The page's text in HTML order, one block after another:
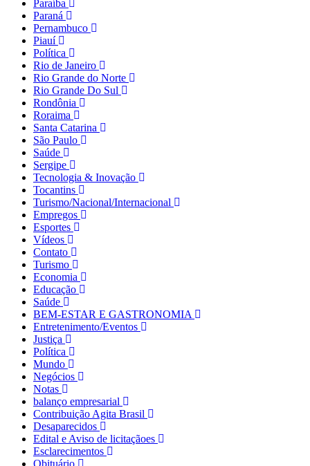
Paraíba
Paraná
Pernambuco
Piauí
Política
Rio de Janeiro
Rio Grande do Norte
Rio Grande Do Sul
Rondônia
Roraima
Santa Catarina
São Paulo
Saúde
Sergipe
Tecnologia & Inovação
Tocantins
Turismo/Nacional/Internacional
Empregos
Esportes
Vídeos
Contato
Turismo
Economia
Educação
Saúde
BEM-ESTAR E GASTRONOMIA
Entretenimento/Eventos
Justiça
Política
Mundo
Negócios
Notas
balanço empresarial
Contribuição Agita Brasil
Desaparecidos
Edital e Aviso de licitaçãoes
Esclarecimentos
Obituário